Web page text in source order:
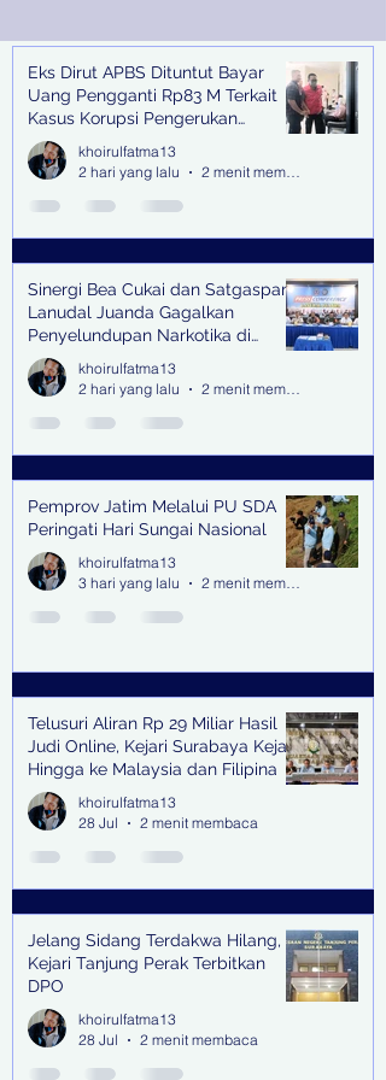
Recent Posts
Eks Dirut APBS Dituntut Bayar
Uang Pengganti Rp83 M Terkait
Kasus Korupsi Pengerukan
Tanjung Perak
khoirulfatma13
2 hari yang lalu
2 menit membaca
Sinergi Bea Cukai dan Satgaspam
Lanudal Juanda Gagalkan
Penyelundupan Narkotika di
Bandara Juanda
khoirulfatma13
2 hari yang lalu
2 menit membaca
Pemprov Jatim Melalui PU SDA
Peringati Hari Sungai Nasional
khoirulfatma13
3 hari yang lalu
2 menit membaca
Telusuri Aliran Rp 29 Miliar Hasil
Judi Online, Kejari Surabaya Kejar
Hingga ke Malaysia dan Filipina
khoirulfatma13
28 Jul
2 menit membaca
Jelang Sidang Terdakwa Hilang,
Kejari Tanjung Perak Terbitkan
DPO
khoirulfatma13
28 Jul
2 menit membaca